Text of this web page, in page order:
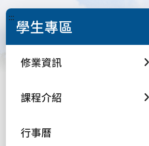
::: 學生專區
修業資訊
課程介紹
行事曆